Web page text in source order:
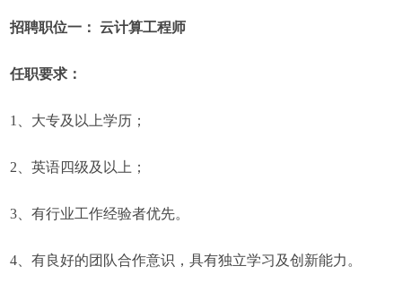
招聘职位一： 云计算工程师
任职要求：
1、大专及以上学历；
2、英语四级及以上；
3、有行业工作经验者优先。
4、有良好的团队合作意识，具有独立学习及创新能力。